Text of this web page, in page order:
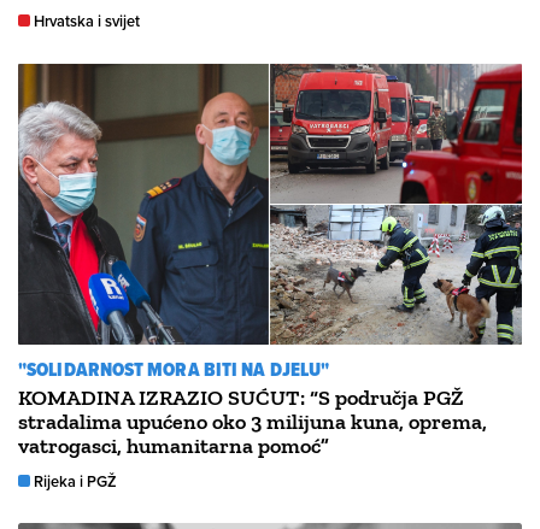
Hrvatska i svijet
"SOLIDARNOST MORA BITI NA DJELU"
KOMADINA IZRAZIO SUĆUT: “S područja PGŽ
stradalima upućeno oko 3 milijuna kuna, oprema,
vatrogasci, humanitarna pomoć”
Rijeka i PGŽ